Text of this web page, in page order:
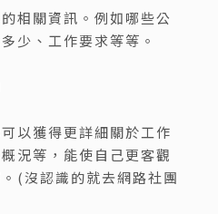
相關資訊。例如哪些公
少、工作要求等等。
以獲得更詳細關於工作
況等，能使自己更客觀
(沒認識的就去網路社團